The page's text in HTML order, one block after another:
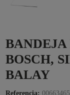
BOSCH,
BALAY
Referencia: 00663465